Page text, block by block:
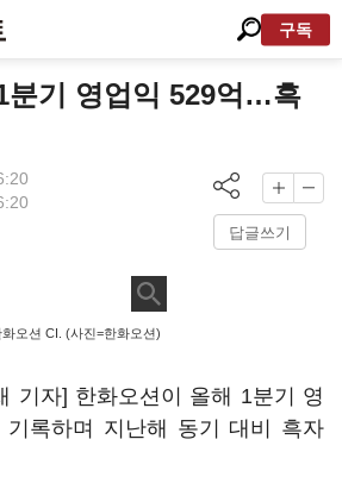
구독
분기 영업익 529억…흑
답글쓰기
화오션 CI. (사진=한화오션)
기자] 한화오션이 올해 1분기 영
기록하며 지난해 동기 대비 흑자